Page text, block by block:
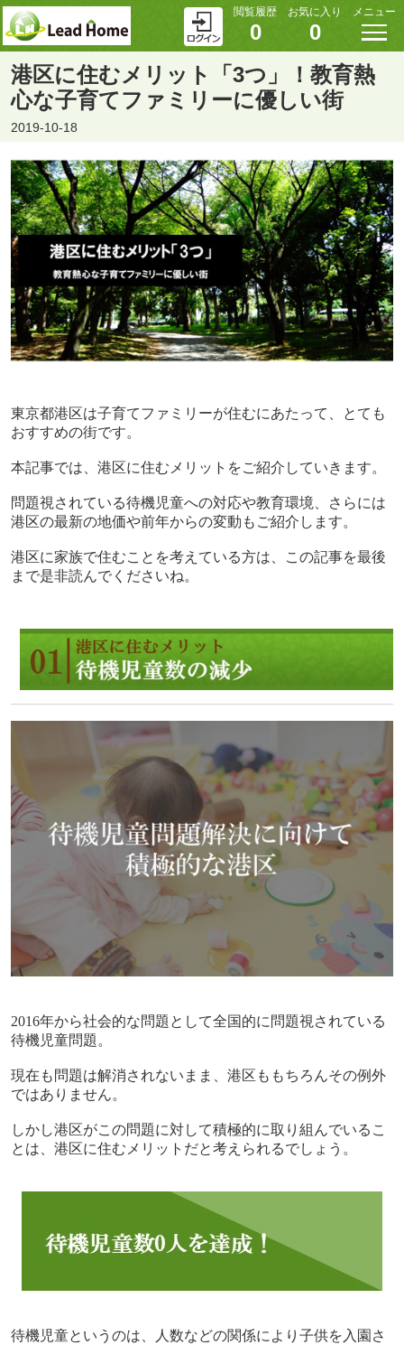
閲覧履歴
0
お気に入り
0
メニュー
港区に住むメリット「3つ」！教育熱
心な子育てファミリーに優しい街
2019-10-18
東京都港区は子育てファミリーが住むにあたって、とても
おすすめの街です。
本記事では、港区に住むメリットをご紹介していきます。
問題視されている待機児童への対応や教育環境、さらには
港区の最新の地価や前年からの変動もご紹介します。
港区に家族で住むことを考えている方は、この記事を最後
まで是非読んでくださいね。
2016年から社会的な問題として全国的に問題視されている
待機児童問題。
現在も問題は解消されないまま、港区ももちろんその例外
ではありません。
しかし港区がこの問題に対して積極的に取り組んでいるこ
とは、港区に住むメリットだと考えられるでしょう。
待機児童というのは、人数などの関係により子供を入園さ